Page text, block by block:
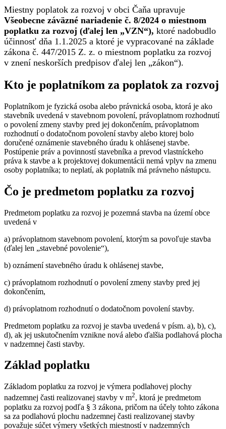
Miestny poplatok za rozvoj v obci Čaňa upravuje
Všeobecne záväzné nariadenie č. 8/2024 o miestnom
poplatku za rozvoj (ďalej len „VZN“), ktoré nadobudlo
účinnosť dňa 1.1.2025 a ktoré je vypracované na základe
zákona č. 447/2015 Z. z. o miestnom poplatku za rozvoj
v znení neskorších predpisov ďalej len „zákon“).
Kto je poplatníkom za poplatok za rozvoj
Poplatníkom je fyzická osoba alebo právnická osoba, ktorá je ako
stavebník uvedená v stavebnom povolení, právoplatnom rozhodnutí
o povolení zmeny stavby pred jej dokončením, právoplatnom
rozhodnutí o dodatočnom povolení stavby alebo ktorej bolo
doručené oznámenie stavebného úradu k ohlásenej stavbe.
Postúpenie práv a povinností stavebníka a prevod vlastníckeho
práva k stavbe a k projektovej dokumentácii nemá vplyv na zmenu
osoby poplatníka; to neplatí, ak poplatník má právneho nástupcu.
Čo je predmetom poplatku za rozvoj
Predmetom poplatku za rozvoj je pozemná stavba na území obce
uvedená v
a) právoplatnom stavebnom povolení, ktorým sa povoľuje stavba
(ďalej len „stavebné povolenie“),
b) oznámení stavebného úradu k ohlásenej stavbe,
c) právoplatnom rozhodnutí o povolení zmeny stavby pred jej
dokončením,
d) právoplatnom rozhodnutí o dodatočnom povolení stavby.
Predmetom poplatku za rozvoj je stavba uvedená v písm. a), b), c),
d), ak jej uskutočnením vznikne nová alebo ďalšia podlahová plocha
v nadzemnej časti stavby.
Základ poplatku
Základom poplatku za rozvoj je výmera podlahovej plochy
nadzemnej časti realizovanej stavby v m2, ktorá je predmetom
poplatku za rozvoj podľa § 3 zákona, pričom na účely tohto zákona
sa za podlahovú plochu nadzemnej časti realizovanej stavby
považuje súčet výmery všetkých miestností v nadzemných